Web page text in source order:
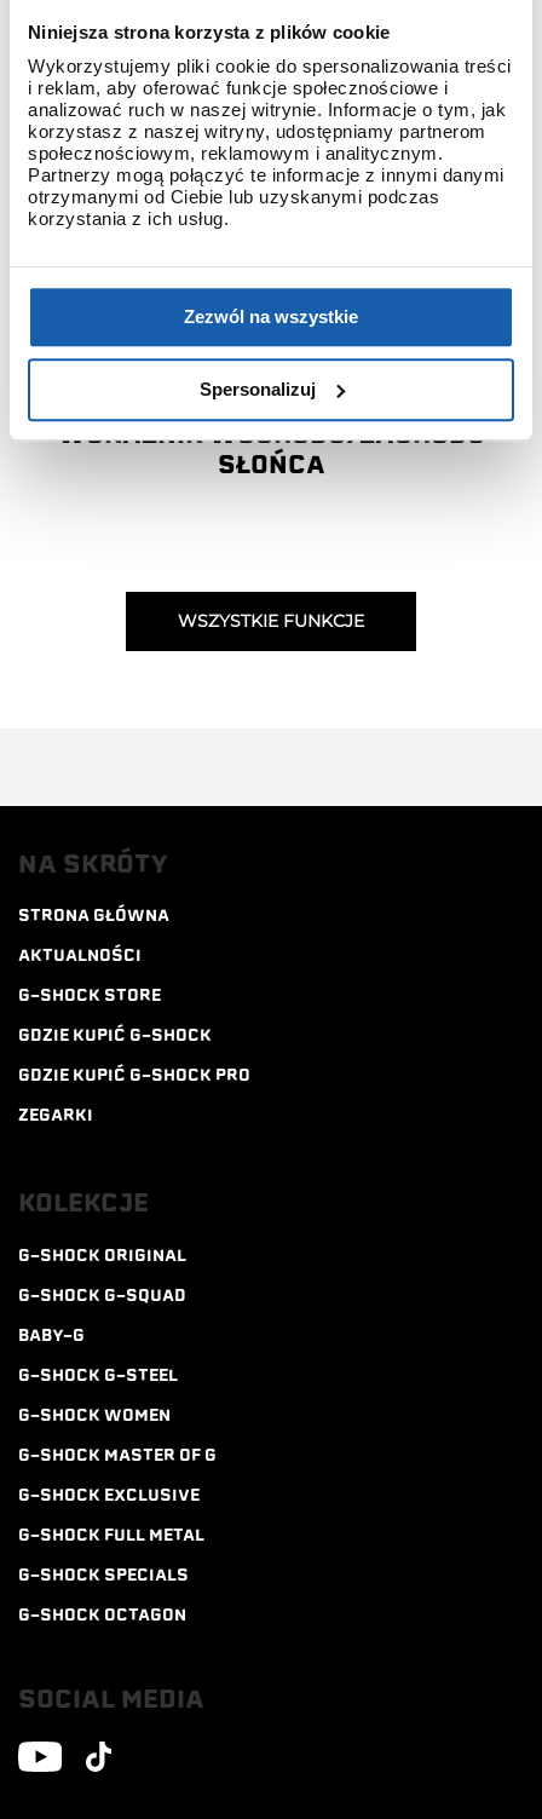
Niniejsza strona korzysta z plików cookie
Wykorzystujemy pliki cookie do spersonalizowania treści
i reklam, aby oferować funkcje społecznościowe i
analizować ruch w naszej witrynie. Informacje o tym, jak
korzystasz z naszej witryny, udostępniamy partnerom
społecznościowym, reklamowym i analitycznym.
Partnerzy mogą połączyć te informacje z innymi danymi
otrzymanymi od Ciebie lub uzyskanymi podczas
korzystania z ich usług.
Zezwól na wszystkie
Spersonalizuj
AUTO-LED
WSKAŹNIK WSCHODU/ZACHODU
SŁOŃCA
WSZYSTKIE FUNKCJE
NA SKRÓTY
STRONA GŁÓWNA
AKTUALNOŚCI
G-SHOCK STORE
GDZIE KUPIĆ G-SHOCK
GDZIE KUPIĆ G-SHOCK PRO
ZEGARKI
KOLEKCJE
G-SHOCK ORIGINAL
G-SHOCK G-SQUAD
BABY-G
G-SHOCK G-STEEL
G-SHOCK WOMEN
G-SHOCK MASTER OF G
G-SHOCK EXCLUSIVE
G-SHOCK FULL METAL
G-SHOCK SPECIALS
G-SHOCK OCTAGON
SOCIAL MEDIA